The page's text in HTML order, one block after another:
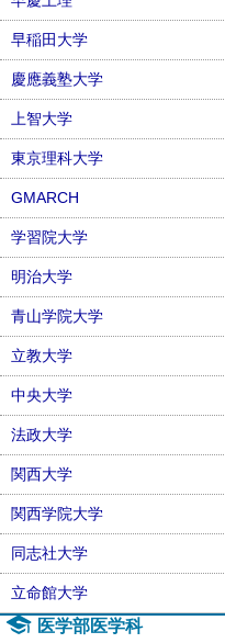
早稲田大学
慶應義塾大学
上智大学
東京理科大学
GMARCH
学習院大学
明治大学
青山学院大学
立教大学
中央大学
法政大学
関西大学
関西学院大学
同志社大学
立命館大学
医学部医学科